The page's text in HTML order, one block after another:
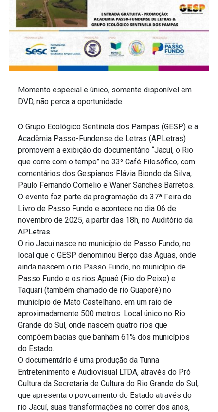
Momento especial e único, somente disponível em
DVD, não perca a oportunidade.
O Grupo Ecológico Sentinela dos Pampas (GESP) e a
Acadêmia Passo-Fundense de Letras (APLetras)
promovem a exibição do documentário “Jacuí, o Rio
que corre com o tempo” no 33⁰ Café Filosófico, com
comentários dos Gespianos Flávia Biondo da Silva,
Paulo Fernando Cornelio e Waner Sanches Barretos.
O evento faz parte da programação da 37ª Feira do
Livro de Passo Fundo e acontece no dia 06 de
novembro de 2025, a partir das 18h, no Auditório da
APLetras.
O rio Jacuí nasce no município de Passo Fundo, no
local que o GESP denominou Berço das Águas, onde
ainda nascem o rio Passo Fundo, no município de
Passo Fundo e os rios Apuaê (Rio do Peixe) e
Taquari (também chamado de rio Guaporé) no
município de Mato Castelhano, em um raio de
aproximadamente 500 metros. Local único no Rio
Grande do Sul, onde nascem quatro rios que
compõem bacias que banham 61% dos municípios
do Estado.
O documentário é uma produção da Tunna
Entretenimento e Audiovisual LTDA, através do Pró
Cultura da Secretaria de Cultura do Rio Grande do Sul,
que apresenta o povoamento do Estado através do
rio Jacuí, suas transformações no correr dos anos,